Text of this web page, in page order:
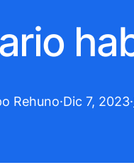
Rehuno·Dic 7, 2023·